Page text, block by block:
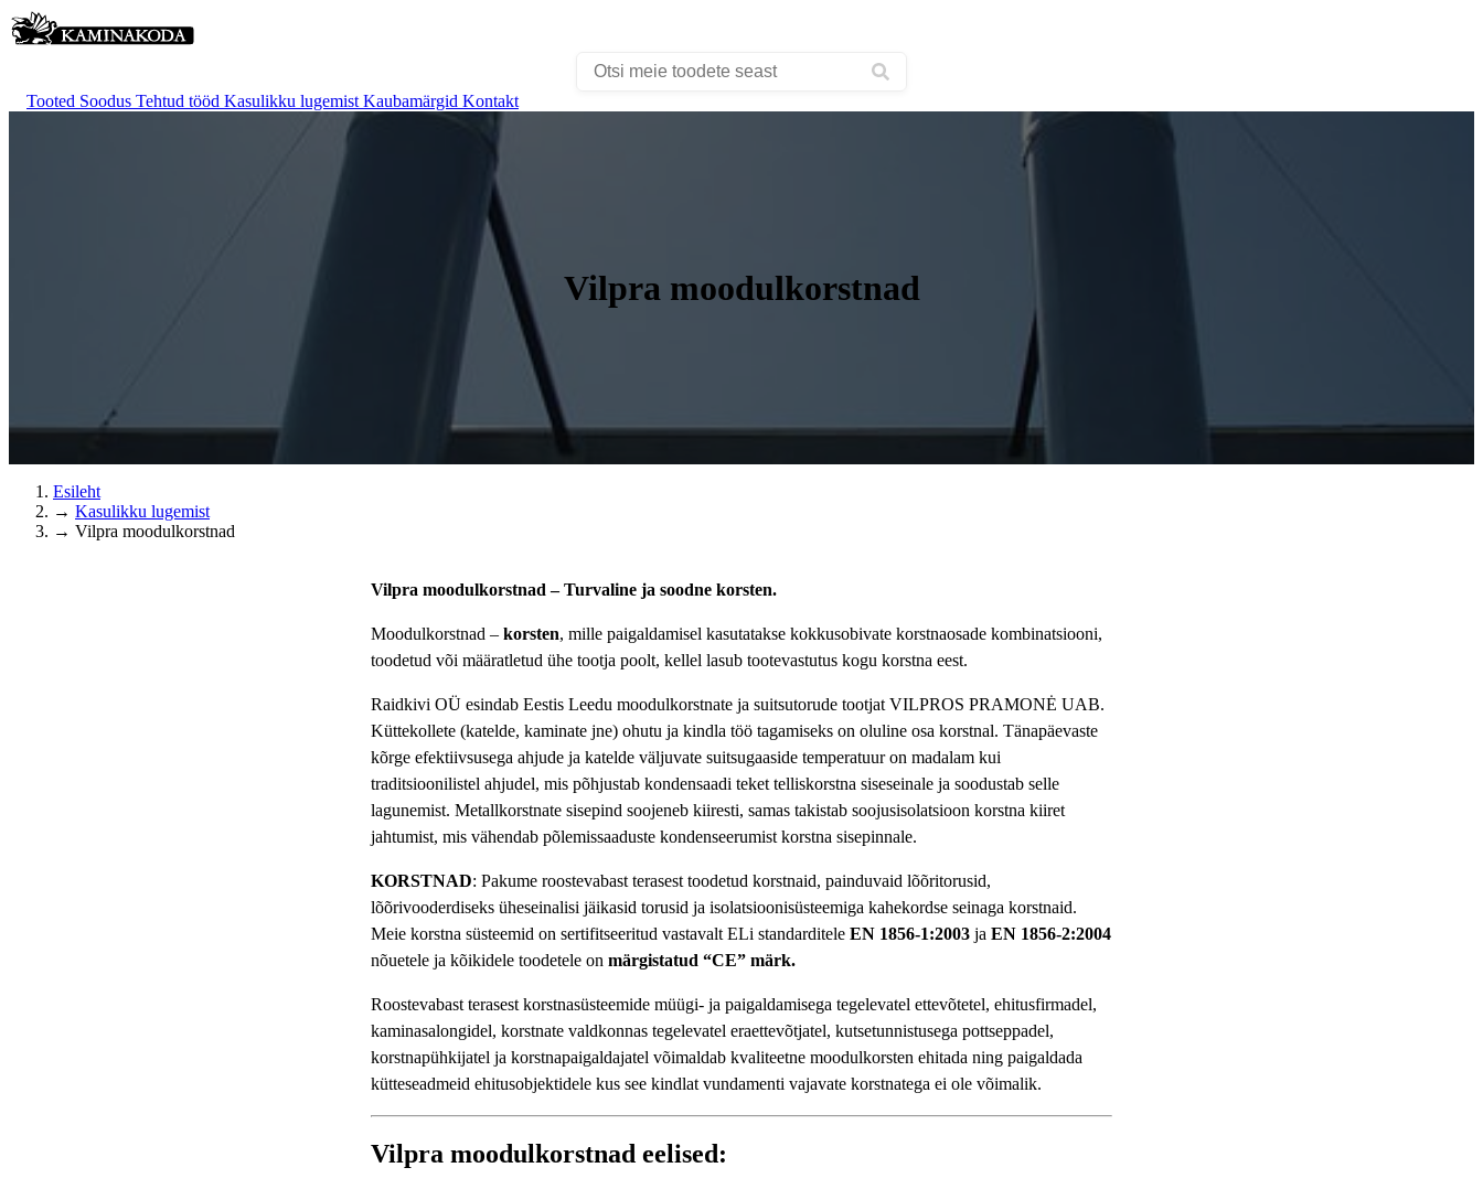
Tooted Soodus Tehtud tööd Kasulikku lugemist Kaubamärgid Kontakt
Vilpra moodulkorstnad
Esileht
→ Kasulikku lugemist
→ Vilpra moodulkorstnad
Vilpra moodulkorstnad – Turvaline ja soodne korsten.
Moodulkorstnad – korsten, mille paigaldamisel kasutatakse kokkusobivate korstnaosade kombinatsiooni,
toodetud või määratletud ühe tootja poolt, kellel lasub tootevastutus kogu korstna eest.
Raidkivi OÜ esindab Eestis Leedu moodulkorstnate ja suitsutorude tootjat VILPROS PRAMONĖ UAB.
Küttekollete (katelde, kaminate jne) ohutu ja kindla töö tagamiseks on oluline osa korstnal. Tänapäevaste
kõrge efektiivsusega ahjude ja katelde väljuvate suitsugaaside temperatuur on madalam kui
traditsioonilistel ahjudel, mis põhjustab kondensaadi teket telliskorstna siseseinale ja soodustab selle
lagunemist. Metallkorstnate sisepind soojeneb kiiresti, samas takistab soojusisolatsioon korstna kiiret
jahtumist, mis vähendab põlemissaaduste kondenseerumist korstna sisepinnale.
KORSTNAD: Pakume roostevabast terasest toodetud korstnaid, painduvaid lõõritorusid,
lõõrivooderdiseks üheseinalisi jäikasid torusid ja isolatsioonisüsteemiga kahekordse seinaga korstnaid.
Meie korstna süsteemid on sertifitseeritud vastavalt ELi standarditele EN 1856-1:2003 ja EN 1856-2:2004
nõuetele ja kõikidele toodetele on märgistatud “CE” märk.
Roostevabast terasest korstnasüsteemide müügi- ja paigaldamisega tegelevatel ettevõtetel, ehitusfirmadel,
kaminasalongidel, korstnate valdkonnas tegelevatel eraettevõtjatel, kutsetunnistusega pottseppadel,
korstnapühkijatel ja korstnapaigaldajatel võimaldab kvaliteetne moodulkorsten ehitada ning paigaldada
kütteseadmeid ehitusobjektidele kus see kindlat vundamenti vajavate korstnatega ei ole võimalik.
Vilpra moodulkorstnad eelised: